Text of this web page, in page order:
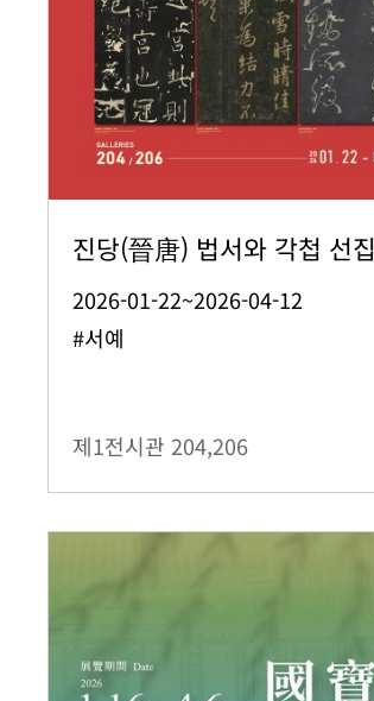
진당(晉唐) 법서와 각첩 선집
2026-01-22~2026-04-12
#서예
제1전시관 204,206